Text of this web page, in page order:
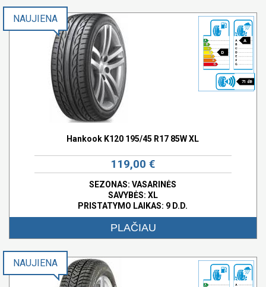
D
A
71 dB
NAUJIENA
Hankook K120 195/45 R17 85W XL
119,00 €
SEZONAS: VASARINĖS
SAVYBĖS: XL
PRISTATYMO LAIKAS: 9 D.D.
PLAČIAU
NAUJIENA